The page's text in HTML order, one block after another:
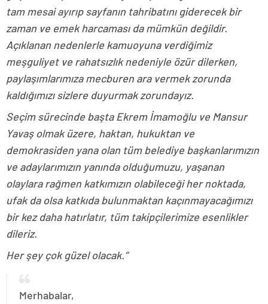
tam mesai ayırıp sayfanın tahribatını giderecek bir
zaman ve emek harcaması da mümkün değildir.
Açıklanan nedenlerle kamuoyuna verdiğimiz
meşguliyet ve rahatsızlık nedeniyle özür dilerken,
paylaşımlarımıza mecburen ara vermek zorunda
kaldığımızı sizlere duyurmak zorundayız.
Seçim sürecinde başta Ekrem İmamoğlu ve Mansur
Yavaş olmak üzere, haktan, hukuktan ve
demokrasiden yana olan tüm belediye başkanlarımızın
ve adaylarımızın yanında olduğumuzu, yaşanan
olaylara rağmen katkımızın olabileceği her noktada,
ufak da olsa katkıda bulunmaktan kaçınmayacağımızı
bir kez daha hatırlatır, tüm takipçilerimize esenlikler
dileriz.
Her şey çok güzel olacak.”
Merhabalar,